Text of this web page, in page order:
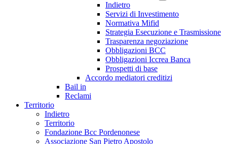
Indietro
Servizi di Investimento
Normativa Mifid
Strategia Esecuzione e Trasmissione
Trasparenza negoziazione
Obbligazioni BCC
Obbligazioni Iccrea Banca
Prospetti di base
Accordo mediatori creditizi
Bail in
Reclami
Territorio
Indietro
Territorio
Fondazione Bcc Pordenonese
Associazione San Pietro Apostolo